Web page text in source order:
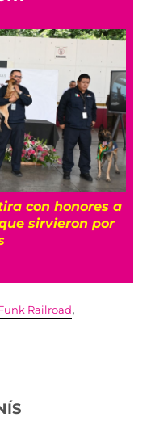
con honores a
sirvieron por
Railroad,